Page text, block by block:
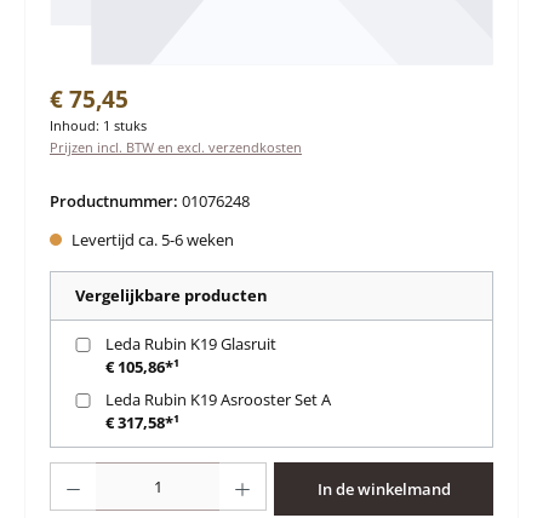
Normale prijs:
€ 75,45
Inhoud: 1 stuks
Prijzen incl. BTW en excl. verzendkosten
Productnummer: 01076248
Levertijd ca. 5-6 weken
Vergelijkbare producten
Leda Rubin K19 Glasruit
€ 105,86*¹
Leda Rubin K19 Asrooster Set A
€ 317,58*¹
In de winkelmand